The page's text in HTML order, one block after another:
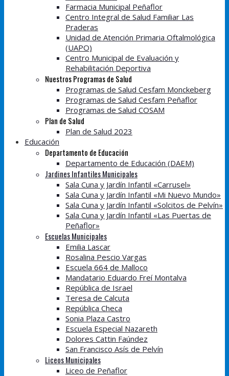
Farmacia Municipal Peñaflor
Centro Integral de Salud Familiar Las
Praderas
Unidad de Atención Primaria Oftalmológica
(UAPO)
Centro Municipal de Evaluación y
Rehabilitación Deportiva
Nuestros Programas de Salud
Programas de Salud Cesfam Monckeberg
Programas de Salud Cesfam Peñaflor
Programas de Salud COSAM
Plan de Salud
Plan de Salud 2023
Educación
Departamento de Educación
Departamento de Educación (DAEM)
Jardines Infantiles Municipales
Sala Cuna y Jardín Infantil «Carrusel»
Sala Cuna y Jardín Infantil «Mi Nuevo Mundo»
Sala Cuna y Jardín Infantil «Solcitos de Pelvín»
Sala Cuna y Jardín Infantil «Las Puertas de
Peñaflor»
Escuelas Municipales
Emilia Lascar
Rosalina Pescio Vargas
Escuela 664 de Malloco
Mandatario Eduardo Freí Montalva
República de Israel
Teresa de Calcuta
República Checa
Sonia Plaza Castro
Escuela Especial Nazareth
Dolores Cattin Faúndez
San Francisco Asís de Pelvín
Liceos Municipales
Liceo de Peñaflor